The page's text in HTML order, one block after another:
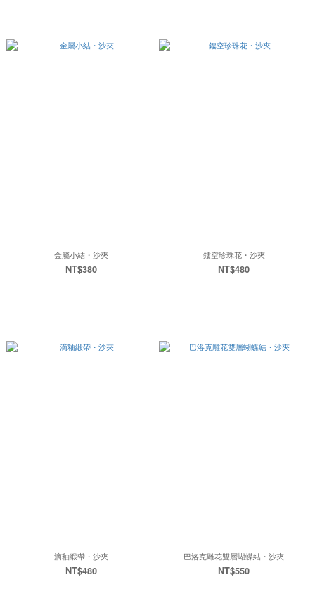
金屬小結・沙夾
NT$380
鏤空珍珠花・沙夾
NT$480
滴釉緞帶・沙夾
NT$480
巴洛克雕花雙層蝴蝶結・沙夾
NT$550